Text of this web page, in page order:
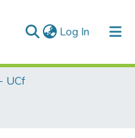
Log In (current)
UCf